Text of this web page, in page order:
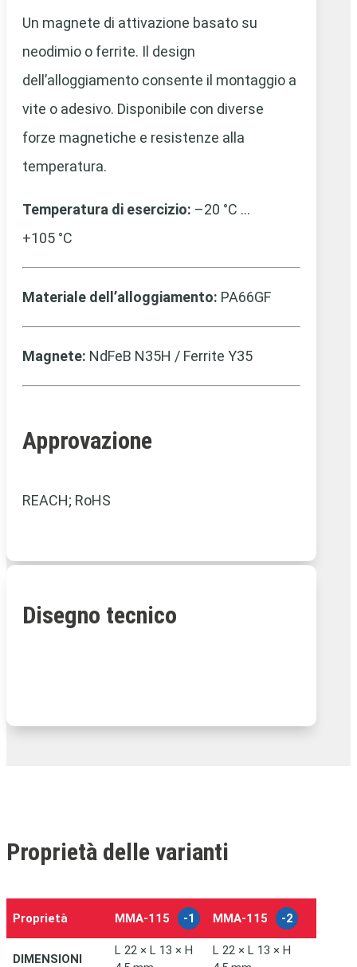
Un magnete di attivazione basato su
neodimio o ferrite. Il design
dell’alloggiamento consente il montaggio a
vite o adesivo. Disponibile con diverse
forze magnetiche e resistenze alla
temperatura.
Temperatura di esercizio: –20 °C …
+105 °C
Materiale dell’alloggiamento: PA66GF
Magnete: NdFeB N35H / Ferrite Y35
Approvazione
REACH; RoHS
Disegno tecnico
Proprietà delle varianti
Proprietà MMA‑115 -1 MMA‑115 -2
DIMENSIONI
L 22 × L 13 × H
L 22 × L 13 × H